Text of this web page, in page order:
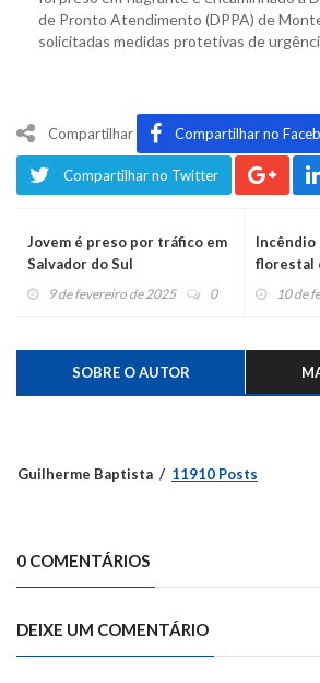
de Pronto Atendimento (DPPA) de
solicitadas medidas protetivas de
Compartilhar Compartilhar no
Compartilhar no Twitter
Jovem é preso por tráfico em
Salvador do Sul
9 de fevereiro de 2025 0
florestal
10 de
SOBRE O AUTOR
Guilherme Baptista 11910 Posts
0 COMENTÁRIOS
DEIXE UM COMENTÁRIO